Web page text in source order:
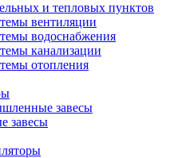
и тепловых пунктов
вентиляции
водоснабжения
канализации
отопления
завесы
завесы